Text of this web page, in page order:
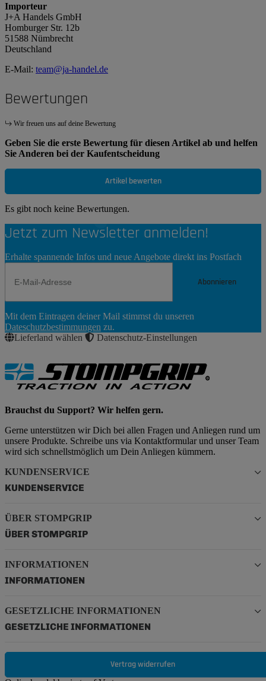
Importeur
J+A Handels GmbH
Homburger Str. 12b
51588 Nümbrecht
Deutschland
E-Mail: team@ja-handel.de
Bewertungen
Wir freuen uns auf deine Bewertung
Geben Sie die erste Bewertung für diesen Artikel ab und helfen
Sie Anderen bei der Kaufentscheidung
Artikel bewerten
Es gibt noch keine Bewertungen.
Jetzt zum Newsletter anmelden!
Erhalte spannende Infos und neue Angebote direkt ins Postfach
Abonnieren
Abonnieren
Mit dem Eintragen deiner Mail stimmst du unseren
Dateschutzbestimmungen zu.
Lieferland wählen
Datenschutz-Einstellungen
Brauchst du Support? Wir helfen gern.
Gerne unterstützen wir Dich bei allen Fragen und Anliegen rund um
unsere Produkte. Schreibe uns via Kontaktformular und unser Team
wird sich schnellstmöglich um Dein Anliegen kümmern.
KUNDENSERVICE
KUNDENSERVICE
ÜBER STOMPGRIP
ÜBER STOMPGRIP
INFORMATIONEN
INFORMATIONEN
GESETZLICHE INFORMATIONEN
GESETZLICHE INFORMATIONEN
Vertrag widerrufen